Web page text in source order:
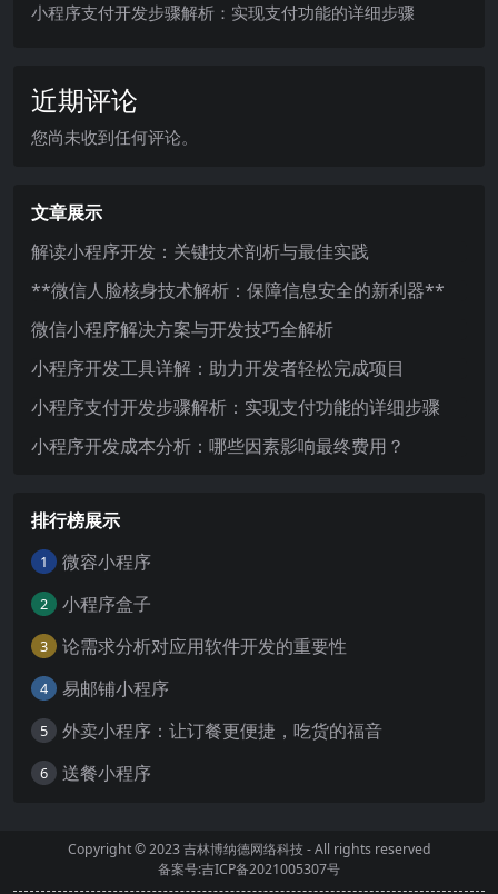
小程序支付开发步骤解析：实现支付功能的详细步骤
近期评论
您尚未收到任何评论。
文章展示
解读小程序开发：关键技术剖析与最佳实践
**微信人脸核身技术解析：保障信息安全的新利器**
微信小程序解决方案与开发技巧全解析
小程序开发工具详解：助力开发者轻松完成项目
小程序支付开发步骤解析：实现支付功能的详细步骤
小程序开发成本分析：哪些因素影响最终费用？
排行榜展示
1 微容小程序
2 小程序盒子
3 论需求分析对应用软件开发的重要性
4 易邮铺小程序
5 外卖小程序：让订餐更便捷，吃货的福音
6 送餐小程序
Copyright © 2023吉林博纳德网络科技- All rights reserved
备案号:吉ICP备2021005307号